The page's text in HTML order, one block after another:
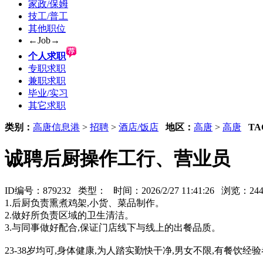
家政/保姆
技工/普工
其他职位
←Job→
个人求职
专职求职
兼职求职
毕业/实习
其它求职
类别： 高唐信息港 > 招聘 > 酒店/饭店 地区： 高唐 > 高唐
诚聘后厨操作工行、营业员
ID编号：879232 类型： 时间：2026/2/27 11:41:26 浏览：
1.后厨负责熏煮鸡架,小货、菜品制作。
2.做好所负责区域的卫生清洁。
3.与同事做好配合,保证门店线下与线上的出餐品质。
23-38岁均可,身体健康,为人踏实勤快干净,男女不限,有餐饮经